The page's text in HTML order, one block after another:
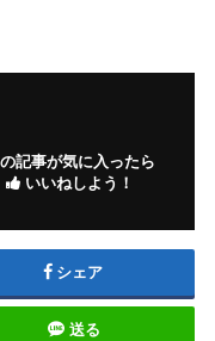
記事が気に入ったら
いいねしよう！
シェア
送る